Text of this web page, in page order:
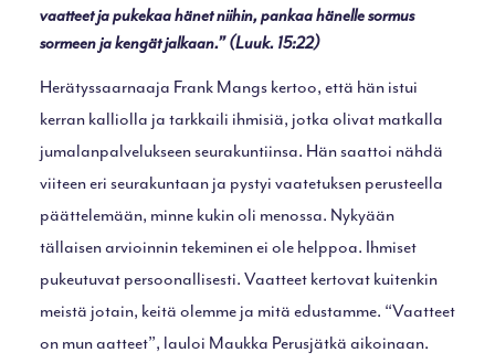
vaatteet ja pukekaa hänet niihin, pankaa hänelle sormus
sormeen ja kengät jalkaan.” (Luuk. 15:22)
Herätyssaarnaaja Frank Mangs kertoo, että hän istui
kerran kalliolla ja tarkkaili ihmisiä, jotka olivat matkalla
jumalanpalvelukseen seurakuntiinsa. Hän saattoi nähdä
viiteen eri seurakuntaan ja pystyi vaatetuksen perusteella
päättelemään, minne kukin oli menossa. Nykyään
tällaisen arvioinnin tekeminen ei ole helppoa. Ihmiset
pukeutuvat persoonallisesti. Vaatteet kertovat kuitenkin
meistä jotain, keitä olemme ja mitä edustamme. “Vaatteet
on mun aatteet”, lauloi Maukka Perusjätkä aikoinaan.